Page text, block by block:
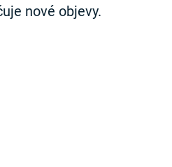
nové objevy.